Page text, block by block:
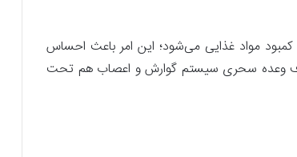
کمبود مواد غذایی می‌شود؛ این امر باعث احساس
وعده سحری سیستم گوارش و اعصاب هم تحت